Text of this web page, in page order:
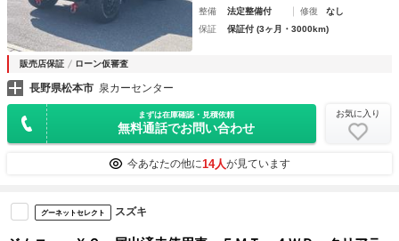
整備
法定整備付 修復
なし
保証
保証付 (3ヶ月・3000km)
販売店保証 ローン仮審査
長野県松本市 泉カーセンター
まずは在庫確認・見積依頼
無料通話でお問い合わせ
お気に入り
今あなたの他に14人が見ています
グーネットセレクト スズキ